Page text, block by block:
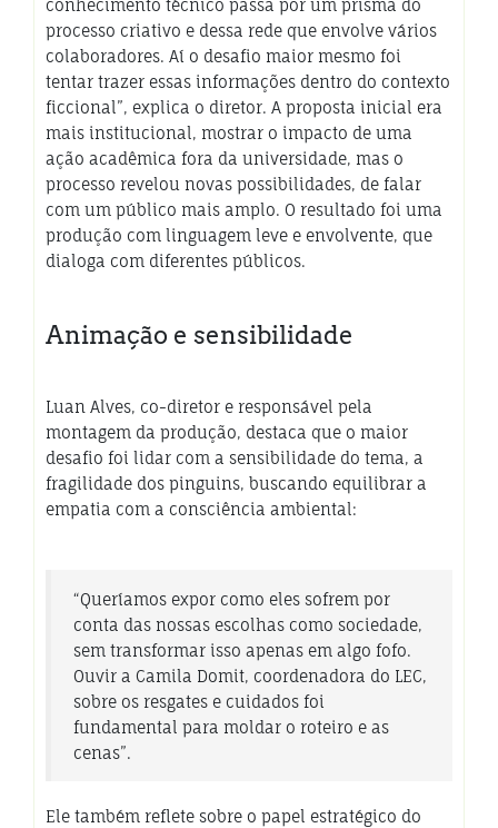
conhecimento técnico passa por um prisma do
processo criativo e dessa rede que envolve vários
colaboradores. Aí o desafio maior mesmo foi
tentar trazer essas informações dentro do contexto
ficcional”, explica o diretor. A proposta inicial era
mais institucional, mostrar o impacto de uma
ação acadêmica fora da universidade, mas o
processo revelou novas possibilidades, de falar
com um público mais amplo. O resultado foi uma
produção com linguagem leve e envolvente, que
dialoga com diferentes públicos.
Animação e sensibilidade
Luan Alves, co-diretor e responsável pela
montagem da produção, destaca que o maior
desafio foi lidar com a sensibilidade do tema, a
fragilidade dos pinguins, buscando equilibrar a
empatia com a consciência ambiental:
“Queríamos expor como eles sofrem por
conta das nossas escolhas como sociedade,
sem transformar isso apenas em algo fofo.
Ouvir a Camila Domit, coordenadora do LEC,
sobre os resgates e cuidados foi
fundamental para moldar o roteiro e as
cenas”.
Ele também reflete sobre o papel estratégico do